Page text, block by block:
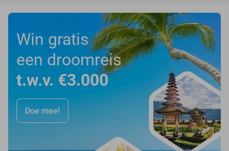
Win gratis
een droomreis
t.w.v. €3.000
Doe mee!